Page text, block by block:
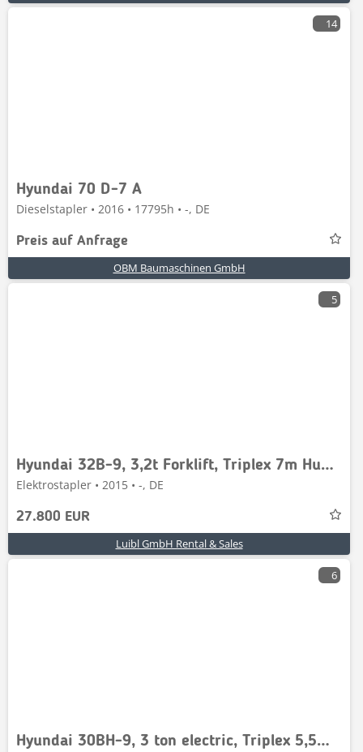
14
Hyundai 70 D-7 A
Dieselstapler • 2016 • 17795h • -, DE
Preis auf Anfrage
OBM Baumaschinen GmbH
5
Hyundai 32B-9, 3,2t Forklift, Triplex 7m Hub, Gabelstapler
Elektrostapler • 2015 • -, DE
27.800 EUR
Luibl GmbH Rental & Sales
6
Hyundai 30BH-9, 3 ton electric, Triplex 5,5m, Gabelstapler